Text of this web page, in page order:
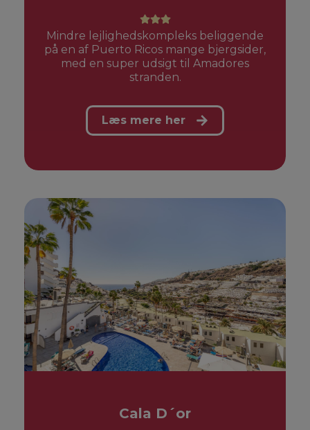
Mindre lejlighedskompleks beliggende
på en af Puerto Ricos mange bjergsider,
med en super udsigt til Amadores
stranden.
Læs mere her
Cala D´or